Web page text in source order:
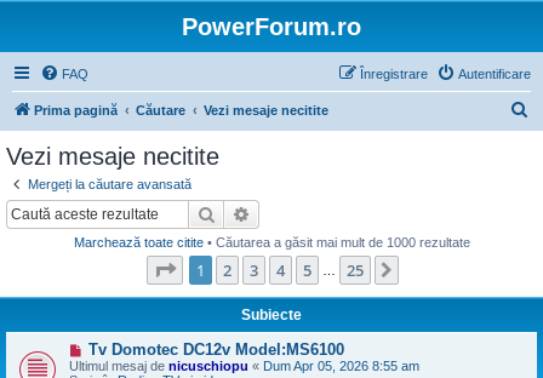
PowerForum.ro
FAQ Autentificare
Înregistrare
Prima pagină Căutare Vezi mesaje necitite
Vezi mesaje necitite
Mergeți la căutare avansată
Căutare
Marchează toate citite• Căutarea a găsit mai mult de 1000 rezultate
Pagina din 25
1 2 3 4 5 25
Subiecte
M
e
s
Tv Domotec DC12v Model:MS6100
Ultimul mesaj de nicuschiopu « Dum Apr 05, 2026 8:55 am